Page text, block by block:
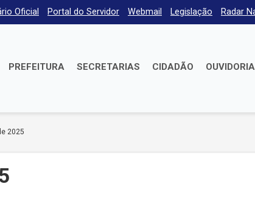
Oficial Portal do Servidor Webmail Legislação Radar
PREFEITURA SECRETARIAS CIDADÃO OUVIDORIA
2025